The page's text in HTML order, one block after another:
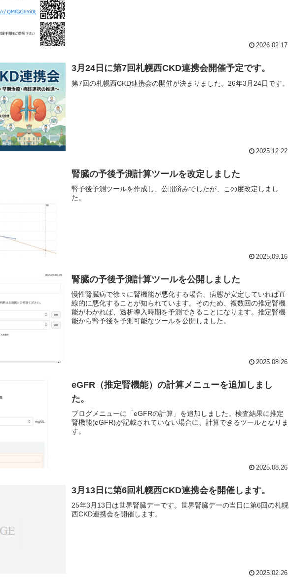
2026.02.17
3月24日に第7回札幌西CKD連携会開催予定です。
第7回の札幌西CKD連携会の開催が決まりました。26年3月24日です。
2025.12.22
腎臓の予後予測計算ツールを改定しました
腎予後予測ツールを作成し、公開済みでしたが、この度改定しまし
た。
2025.09.16
腎臓の予後予測計算ツールを公開しました
慢性腎臓病で徐々に腎機能が悪化する場合、病態が安定していれば直
線的に悪化することが知られています。そのため、複数回の推定腎機
能がわかれば、透析導入時期を予測できることになります。推定腎機
能から腎予後を予測可能なツールを公開しました。
2025.08.26
eGFR（推定腎機能）の計算メニューを追加しまし
た。
ブログメニューに「eGFRの計算」を追加しました。検査結果に推定
腎機能(eGFR)が記載されていない場合に、計算できるツールとなりま
す。
2025.08.26
3月13日に第6回札幌西CKD連携会を開催します。
25年3月13日は世界腎臓デーです。世界腎臓デーの当日に第6回の札幌
西CKD連携会を開催します。
2025.02.26